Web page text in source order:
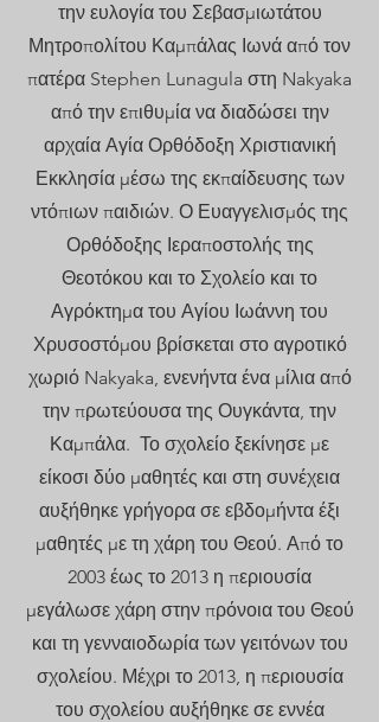
την ευλογία του Σεβασμιωτάτου
Μητροπολίτου Καμπάλας Ιωνά από τον
πατέρα Stephen Lunagula στη Nakyaka
από την επιθυμία να διαδώσει την
αρχαία Αγία Ορθόδοξη Χριστιανική
Εκκλησία μέσω της εκπαίδευσης των
ντόπιων παιδιών. Ο Ευαγγελισμός της
Ορθόδοξης Ιεραποστολής της
Θεοτόκου και το Σχολείο και το
Αγρόκτημα του Αγίου Ιωάννη του
Χρυσοστόμου βρίσκεται στο αγροτικό
χωριό Nakyaka, ενενήντα ένα μίλια από
την πρωτεύουσα της Ουγκάντα, την
Καμπάλα. Το σχολείο ξεκίνησε με
είκοσι δύο μαθητές και στη συνέχεια
αυξήθηκε γρήγορα σε εβδομήντα έξι
μαθητές με τη χάρη του Θεού. Από το
2003 έως το 2013 η περιουσία
μεγάλωσε χάρη στην πρόνοια του Θεού
και τη γενναιοδωρία των γειτόνων του
σχολείου. Μέχρι το 2013, η περιουσία
του σχολείου αυξήθηκε σε εννέα